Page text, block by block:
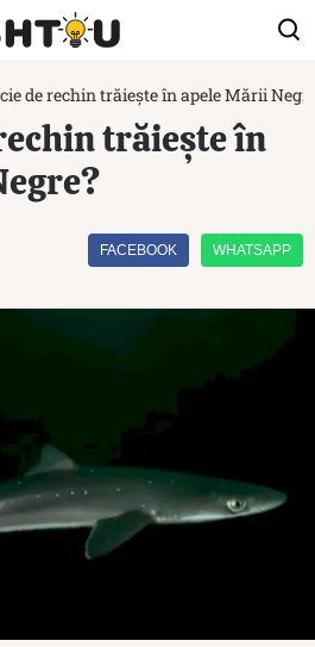
de rechin trăiește în apele Mării
trăiește în
FACEBOOK WHATSAPP